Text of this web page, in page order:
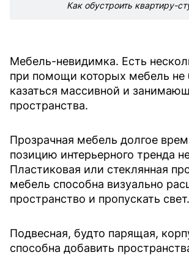
Как обустроить квартиру-
Мебель-невидимка. Есть
при помощи которых мебель не
казаться массивной и
пространства.
Прозрачная мебель долгое
позицию интерьерного тренда
Пластиковая или стеклянная
мебель способна визуально
пространство и пропускать свет.
Подвесная, будто парящая,
способна добавить